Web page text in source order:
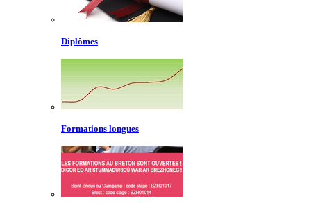
Diplômes
Formations longues